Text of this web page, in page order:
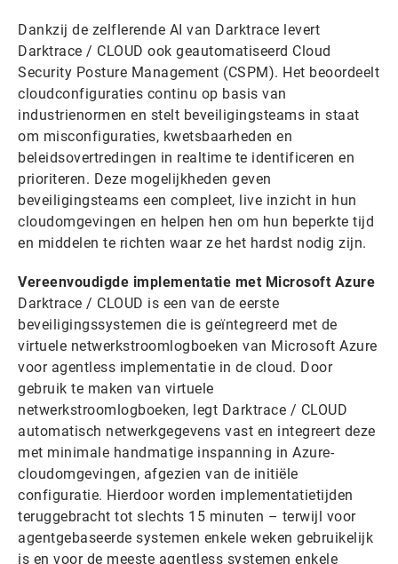
Dankzij de zelflerende AI van Darktrace levert
Darktrace / CLOUD ook geautomatiseerd Cloud
Security Posture Management (CSPM). Het beoordeelt
cloudconfiguraties continu op basis van
industrienormen en stelt beveiligingsteams in staat
om misconfiguraties, kwetsbaarheden en
beleidsovertredingen in realtime te identificeren en
prioriteren. Deze mogelijkheden geven
beveiligingsteams een compleet, live inzicht in hun
cloudomgevingen en helpen hen om hun beperkte tijd
en middelen te richten waar ze het hardst nodig zijn.
Vereenvoudigde implementatie met Microsoft Azure
Darktrace / CLOUD is een van de eerste
beveiligingssystemen die is geïntegreerd met de
virtuele netwerkstroomlogboeken van Microsoft Azure
voor agentless implementatie in de cloud. Door
gebruik te maken van virtuele
netwerkstroomlogboeken, legt Darktrace / CLOUD
automatisch netwerkgegevens vast en integreert deze
met minimale handmatige inspanning in Azure-
cloudomgevingen, afgezien van de initiële
configuratie. Hierdoor worden implementatietijden
teruggebracht tot slechts 15 minuten – terwijl voor
agentgebaseerde systemen enkele weken gebruikelijk
is en voor de meeste agentless systemen enkele